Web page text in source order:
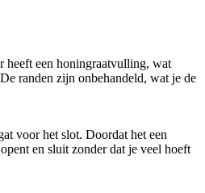
heeft een honingraatvulling, wat
randen zijn onbehandeld, wat je de
voor het slot. Doordat het een
en sluit zonder dat je veel hoeft